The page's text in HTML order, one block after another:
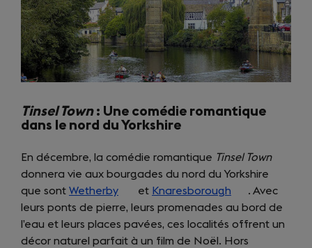
Tinsel Town : Une comédie romantique
dans le nord du Yorkshire
En décembre, la comédie romantique Tinsel Town
donnera vie aux bourgades du nord du Yorkshire
que sont Wetherby (opens
in
a
new
et Knaresborough (opens
in
a
new
. Avec
leurs ponts de pierre, leurs promenades au bord de
l’eau et leurs places pavées, ces localités offrent un
décor naturel parfait à un film de Noël. Hors